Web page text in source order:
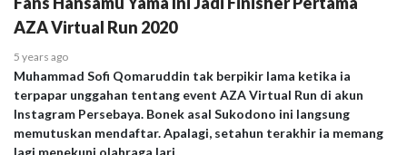
AZA Virtual Run 2020
5 years ago
Muhammad Sofi Qomaruddin tak berpikir lama ketika ia
terpapar unggahan tentang event AZA Virtual Run di akun
Instagram Persebaya. Bonek asal Sukodono ini langsung
memutuskan mendaftar. Apalagi, setahun terakhir ia memang
lagi menekuni olahraga lari.